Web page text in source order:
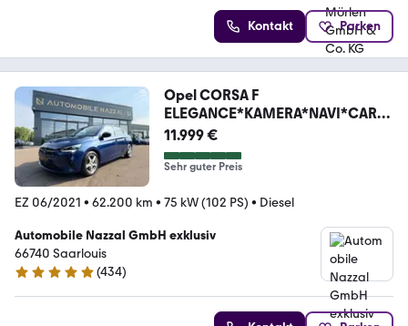
Kontakt Parken
Opel CORSA F
ELEGANCE*KAMERA*NAVI*CARPL
AY*ACC*
11.999 €
Sehr guter Preis
EZ 06/2021 • 62.200 km • 75 kW (102 PS) • Diesel
Automobile Nazzal GmbH exklusiv
66740 Saarlouis
4.8 Sterne
(434)